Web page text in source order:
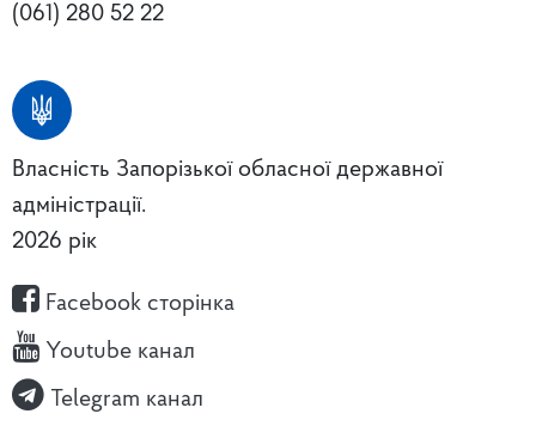
(061) 280 52 22
Власність Запорізької обласної державної
адміністрації.
2026 рік
Facebook сторінка
Youtube канал
Telegram канал